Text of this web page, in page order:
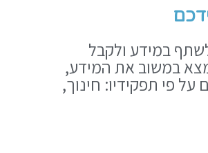
דכם
במידע ולקבל
במשוב את המידע,
על פי תפקידיו: חינוך,